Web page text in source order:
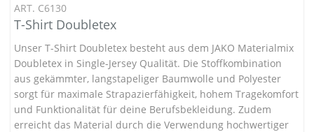
ART. C6130
T-Shirt Doubletex
Unser T-Shirt Doubletex besteht aus dem JAKO Materialmix
Doubletex in Single-Jersey Qualität. Die Stoffkombination
aus gekämmter, langstapeliger Baumwolle und Polyester
sorgt für maximale Strapazierfähigkeit, hohem Tragekomfort
und Funktionalität für deine Berufsbekleidung. Zudem
erreicht das Material durch die Verwendung hochwertiger